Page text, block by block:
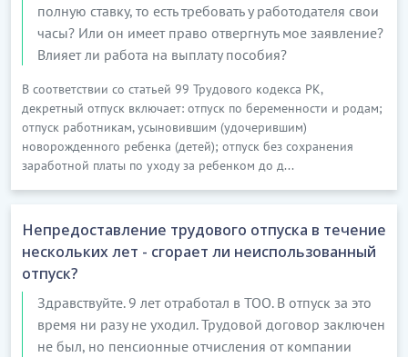
полную ставку, то есть требовать у работодателя свои
часы? Или он имеет право отвергнуть мое заявление?
Влияет ли работа на выплату пособия?
В соответствии со статьей 99 Трудового кодекса РК,
декретный отпуск включает: отпуск по беременности и родам;
отпуск работникам, усыновившим (удочерившим)
новорожденного ребенка (детей); отпуск без сохранения
заработной платы по уходу за ребенком до д...
Непредоставление трудового отпуска в течение
нескольких лет - сгорает ли неиспользованный
отпуск?
Здравствуйте. 9 лет отработал в ТОО. В отпуск за это
время ни разу не уходил. Трудовой договор заключен
не был, но пенсионные отчисления от компании